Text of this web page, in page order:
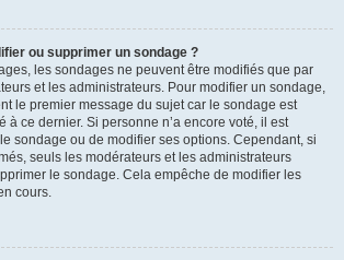
ou supprimer un sondage ?
les sondages ne peuvent être modifiés que par
et les administrateurs. Pour modifier un sondage,
le premier message du sujet car le sondage est
à ce dernier. Si personne n’a encore voté, il est
sondage ou de modifier ses options. Cependant, si
seuls les modérateurs et les administrateurs
le sondage. Cela empêche de modifier les
cours.